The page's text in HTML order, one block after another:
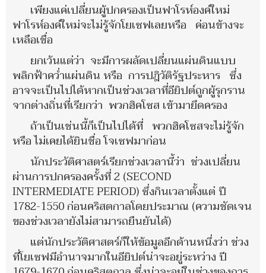
เพียงแค่เปลี่ยนผู้ปกครองเป็นฟาโรห์องค์ใหม่
ฟาโรห์องค์ใหม่จะไม่รู้จักโยเซฟเลยหรือ ค่อนข้างจะ
เหลือเชื่อ
ยกเว้นแต่ว่า จะมีการผลัดเปลี่ยนแผ่นดินแบบ
พลิกฟ้าคว่ำแผ่นดิน หรือ การปฎิวัติรัฐประหาร ซึ่ง
อาจจะเป็นไปได้หากเป็นช่วงเวลาที่อียิปต์ถูกผู้รุกราน
จากต่างถิ่นที่เรียกว่า พวกฮิคโซส เข้ามายึดครอง
ถ้าเป็นเช่นนี้ก็เป็นไปได้ที่ พวกฮิคโซสจะไม่รู้จัก
หรือ ไม่เคยได้ยินชื่อ โจเซฟมาก่อน
นักประวัติศาสตร์เรียกช่วงเวลานี้ว่า ช่วงเปลี่ยน
ผ่านการปกครองครั้งที่ 2 (SECOND
INTERMEDIATE PERIOD) ซึ่งกินเวลาตั้งแต่ ปี
1782-1550 ก่อนคริสตกาลโดยประมาณ (ความชัดเจน
ของช่วงเวลายังไม่สามารถยืนยันได้)
แต่นักประวัติศาสตร์ก็ให้ข้อมูลอีกด้านหนึ่งว่า ช่วง
ที่โยเซฟมีอำนาจมากในอียิปต์น่าจะอยู่ระหว่าง ปี